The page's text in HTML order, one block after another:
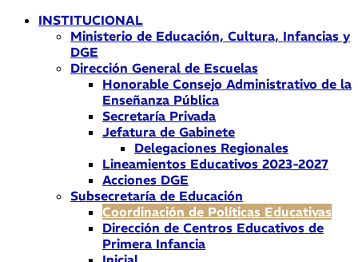
INSTITUCIONAL
Ministerio de Educación, Cultura, Infancias y
DGE
Dirección General de Escuelas
Honorable Consejo Administrativo de la
Enseñanza Pública
Secretaría Privada
Jefatura de Gabinete
Delegaciones Regionales
Lineamientos Educativos 2023-2027
Acciones DGE
Subsecretaría de Educación
Coordinación de Políticas Educativas
Dirección de Centros Educativos de
Primera Infancia